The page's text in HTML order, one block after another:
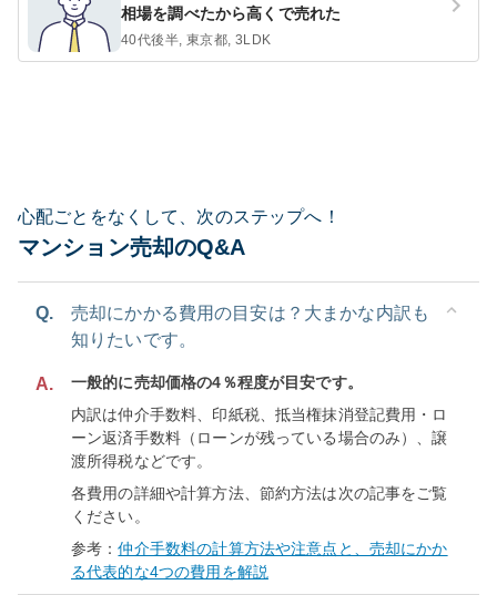
相場を調べたから高くで売れた
40代後半, 東京都, 3LDK
心配ごとをなくして、次のステップへ！
マンション売却のQ&A
Q.
売却にかかる費用の目安は？大まかな内訳も
知りたいです。
A.
一般的に売却価格の4％程度が目安です。
内訳は仲介手数料、印紙税、抵当権抹消登記費用・ロ
ーン返済手数料（ローンが残っている場合のみ）、譲
渡所得税などです。
各費用の詳細や計算方法、節約方法は次の記事をご覧
ください。
参考：仲介手数料の計算方法や注意点と、売却にかか
る代表的な4つの費用を解説